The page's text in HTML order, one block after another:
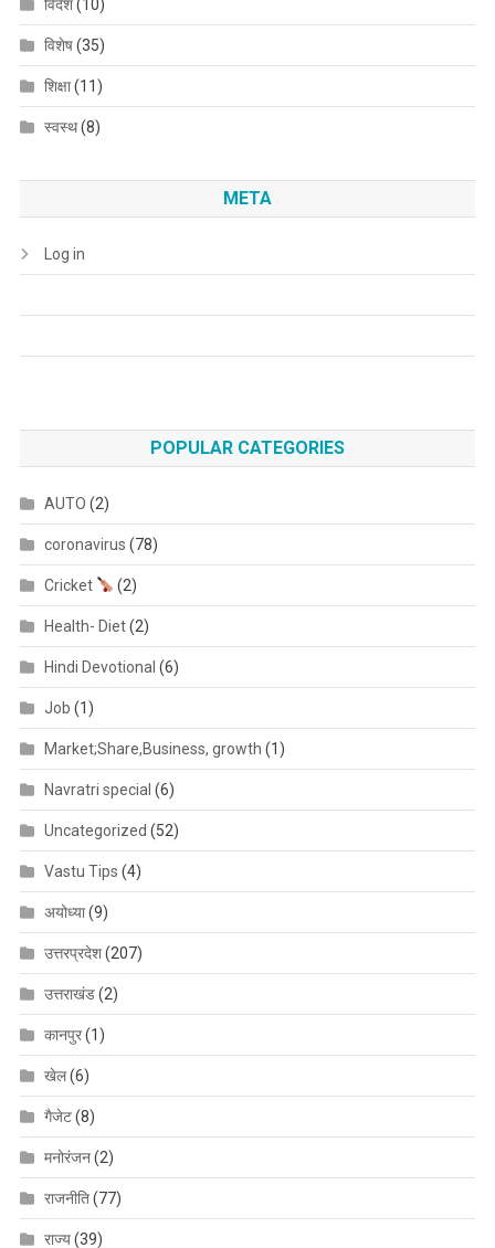
विदेश(10)
विशेष(35)
शिक्षा(11)
स्वस्थ(8)
META
Log in
POPULAR CATEGORIES
AUTO (2)
coronavirus (78)
Cricket (2)
Health- Diet(2)
Hindi Devotional (6)
Job (1)
Market;Share,Business, growth (1)
Navratri special (6)
Uncategorized (52)
Vastu Tips (4)
अयोध्या(9)
उत्तरप्रदेश(207)
उत्तराखंड(2)
कानपुर(1)
खेल(6)
गैजेट(8)
मनोरंजन(2)
राजनीति(77)
राज्य(39)